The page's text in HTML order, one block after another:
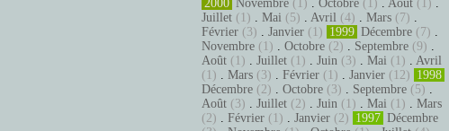
2000 Novembre (1) . Octobre (1) . Août (1) .
Juillet (1) . Mai (5) . Avril (4) . Mars (7) .
Février (3) . Janvier (1) 1999 Décembre (7) .
Novembre (1) . Octobre (2) . Septembre (9) .
Août (1) . Juillet (1) . Juin (3) . Mai (1) . Avril
(1) . Mars (3) . Février (1) . Janvier (12) 1998
Décembre (2) . Octobre (3) . Septembre (5) .
Août (3) . Juillet (2) . Juin (1) . Mai (1) . Mars
(2) . Février (1) . Janvier (2) 1997 Décembre